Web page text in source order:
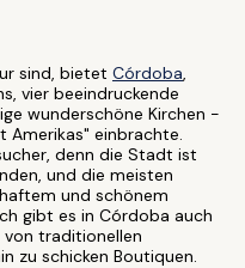
sind, bietet Córdoba,
vier beeindruckende
wunderschöne Kirchen -
Amerikas" einbrachte.
denn die Stadt ist
und die meisten
und schönem
gibt es in Córdoba auch
von traditionellen
zu schicken Boutiquen.